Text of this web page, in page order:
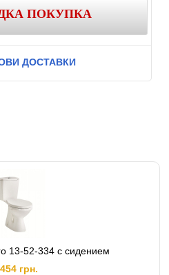
ПОКУПКА
ДОСТАВКИ
13-52-334 с сидением
грн.